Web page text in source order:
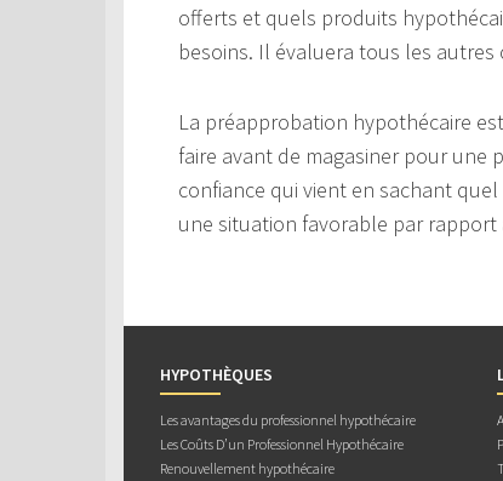
offerts et quels produits
besoins. Il évaluera tous les autres
La préapprobation hypothécaire
faire avant de magasiner pour
confiance qui vient en sachant
une situation favorable par
HYPOTHÈQUES
Les avantages du professionnel hypothécaire
Les Coûts D’un Professionnel Hypothécaire
Renouvellement hypothécaire